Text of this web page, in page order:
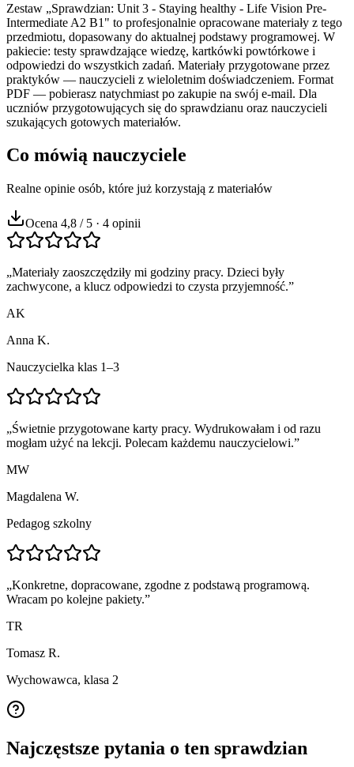
Zestaw „Sprawdzian: Unit 3 - Staying healthy - Life Vision Pre-
Intermediate A2 B1" to profesjonalnie opracowane materiały z tego
przedmiotu, dopasowany do aktualnej podstawy programowej. W
pakiecie: testy sprawdzające wiedzę, kartkówki powtórkowe i
odpowiedzi do wszystkich zadań. Materiały przygotowane przez
praktyków — nauczycieli z wieloletnim doświadczeniem. Format
PDF — pobierasz natychmiast po zakupie na swój e-mail. Dla
uczniów przygotowujących się do sprawdzianu oraz nauczycieli
szukających gotowych materiałów.
Co mówią nauczyciele
Realne opinie osób, które już korzystają z materiałów
Ocena 4,8 / 5 · 4 opinii
„Materiały zaoszczędziły mi godziny pracy. Dzieci były
zachwycone, a klucz odpowiedzi to czysta przyjemność.”
AK
Anna K.
Nauczycielka klas 1–3
„Świetnie przygotowane karty pracy. Wydrukowałam i od razu
mogłam użyć na lekcji. Polecam każdemu nauczycielowi.”
MW
Magdalena W.
Pedagog szkolny
„Konkretne, dopracowane, zgodne z podstawą programową.
Wracam po kolejne pakiety.”
TR
Tomasz R.
Wychowawca, klasa 2
Najczęstsze pytania o ten sprawdzian